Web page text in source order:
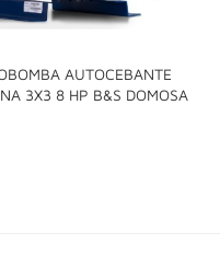
AUTOCEBANTE
3X3 8 HP B&S DOMOSA
